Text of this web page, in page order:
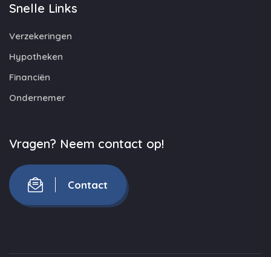
Snelle Links
Verzekeringen
Hypotheken
Financiën
Ondernemer
Vragen? Neem contact op!
Contact